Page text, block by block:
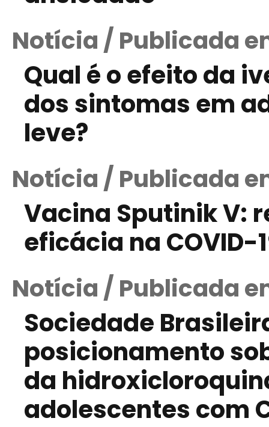
Notícia / Publicada
Qual é o efeito da
dos sintomas em
leve?
Notícia / Publicada
Vacina Sputinik V:
eficácia na COVID-
Notícia / Publicada
Sociedade
posicionamento
da
adolescentes com